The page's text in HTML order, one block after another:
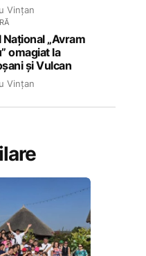
Vințan
Național „Avram
omagiat la
și Vulcan
Vințan